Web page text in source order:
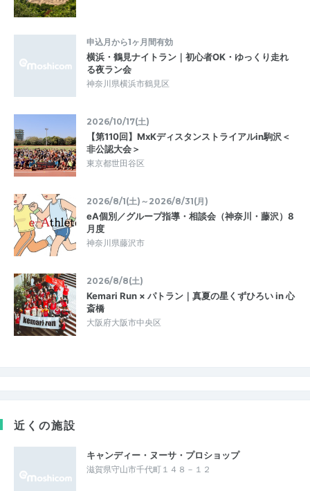
申込月から1ヶ月間有効
横浜・鶴見ナイトラン｜初心者OK・ゆっくり走れ
る夜ラン会
神奈川県横浜市鶴見区
2026/10/17(土)
【第110回】MxKディスタンストライアルin駒沢＜
非公認大会＞
東京都世田谷区
2026/8/1(土)～2026/8/31(月)
eA個別／グループ指導・相談会（神奈川・藤沢）8
月度
神奈川県藤沢市
2026/8/8(土)
Kemari Run × パトラン｜真夏の星くずひろい in 心
斎橋
大阪府大阪市中央区
近くの施設
キャンディー・ヌーサ・プロショップ
滋賀県守山市千代町１４８－１２